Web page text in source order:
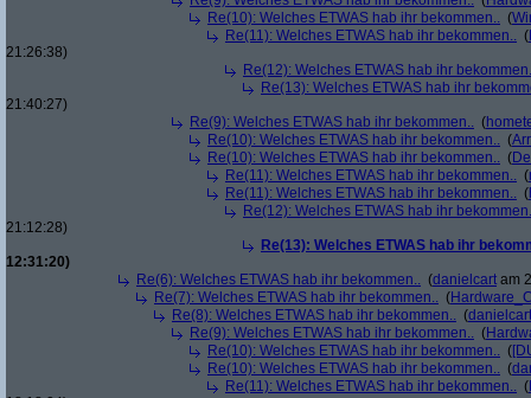
Re(10): Welches ETWAS hab ihr bekommen.. (
Re(11): Welches ETWAS hab ihr bekommen.. (
21:26:38)
Re(12): Welches ETWAS hab ihr
Re(13): Welches ETWAS hab ihr
21:40:27)
Re(9): Welches ETWAS hab ihr bekommen.. (
Re(10): Welches ETWAS hab ihr bekommen.. (
Re(10): Welches ETWAS hab ihr bekommen.. (
Re(11): Welches ETWAS hab ihr bekommen.. (
Re(11): Welches ETWAS hab ihr bekommen.. (
Re(12): Welches ETWAS hab ihr
21:12:28)
Re(13): Welches ETWAS hab ihr
12:31:20)
Re(6): Welches ETWAS hab ihr bekommen.. (danielcart am
Re(7): Welches ETWAS hab ihr bekommen.. (
Re(8): Welches ETWAS hab ihr bekommen.. (danielcart
Re(9): Welches ETWAS hab ihr bekommen.. (
Re(10): Welches ETWAS hab ihr bekommen.. (
Re(10): Welches ETWAS hab ihr bekommen.. (
Re(11): Welches ETWAS hab ihr bekommen.. (